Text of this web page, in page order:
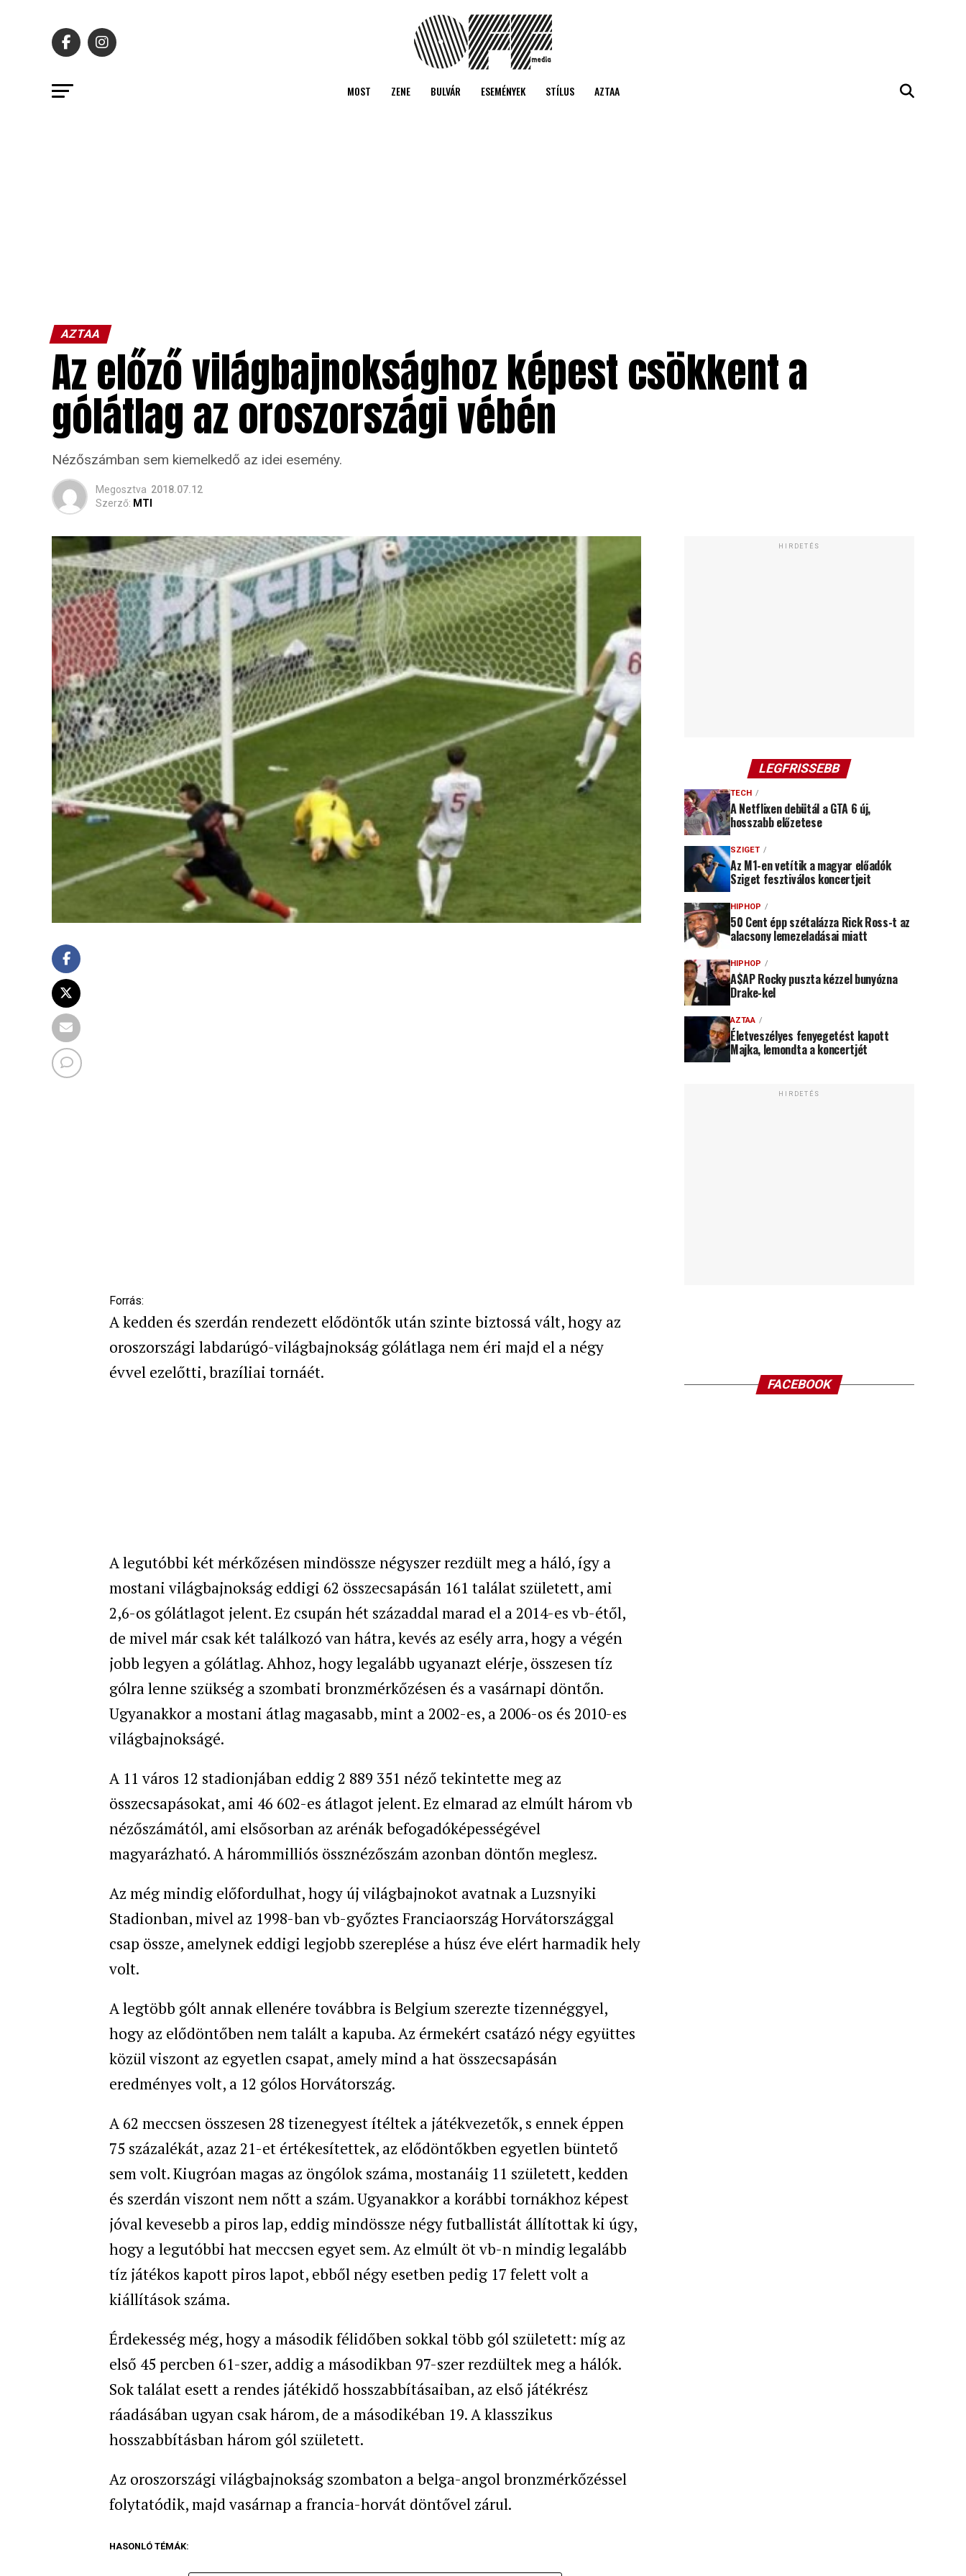
MOST ZENE BULVÁR ESEMÉNYEK STÍLUS AZTAA
AZTAA
Az előző világbajnoksághoz képest csökkent a
gólátlag az oroszországi vébén
Nézőszámban sem kiemelkedő az idei esemény.
Megosztva 2018.07.12
Szerző: MTI
Forrás:
A kedden és szerdán rendezett elődöntők után szinte biztossá vált, hogy az
oroszországi labdarúgó-világbajnokság gólátlaga nem éri majd el a négy
évvel ezelőtti, brazíliai tornáét.
A legutóbbi két mérkőzésen mindössze négyszer rezdült meg a háló, így a
mostani világbajnokság eddigi 62 összecsapásán 161 találat született, ami
2,6-os gólátlagot jelent. Ez csupán hét századdal marad el a 2014-es vb-étől,
de mivel már csak két találkozó van hátra, kevés az esély arra, hogy a végén
jobb legyen a gólátlag. Ahhoz, hogy legalább ugyanazt elérje, összesen tíz
gólra lenne szükség a szombati bronzmérkőzésen és a vasárnapi döntőn.
Ugyanakkor a mostani átlag magasabb, mint a 2002-es, a 2006-os és 2010-es
világbajnokságé.
A 11 város 12 stadionjában eddig 2 889 351 néző tekintette meg az
összecsapásokat, ami 46 602-es átlagot jelent. Ez elmarad az elmúlt három vb
nézőszámától, ami elsősorban az arénák befogadóképességével
magyarázható. A hárommilliós össznézőszám azonban döntőn meglesz.
Az még mindig előfordulhat, hogy új világbajnokot avatnak a Luzsnyiki
Stadionban, mivel az 1998-ban vb-győztes Franciaország Horvátországgal
csap össze, amelynek eddigi legjobb szereplése a húsz éve elért harmadik hely
volt.
A legtöbb gólt annak ellenére továbbra is Belgium szerezte tizennéggyel,
hogy az elődöntőben nem talált a kapuba. Az érmekért csatázó négy együttes
közül viszont az egyetlen csapat, amely mind a hat összecsapásán
eredményes volt, a 12 gólos Horvátország.
A 62 meccsen összesen 28 tizenegyest ítéltek a játékvezetők, s ennek éppen
75 százalékát, azaz 21-et értékesítettek, az elődöntőkben egyetlen büntető
sem volt. Kiugróan magas az öngólok száma, mostanáig 11 született, kedden
és szerdán viszont nem nőtt a szám. Ugyanakkor a korábbi tornákhoz képest
jóval kevesebb a piros lap, eddig mindössze négy futballistát állítottak ki úgy,
hogy a legutóbbi hat meccsen egyet sem. Az elmúlt öt vb-n mindig legalább
tíz játékos kapott piros lapot, ebből négy esetben pedig 17 felett volt a
kiállítások száma.
Érdekesség még, hogy a második félidőben sokkal több gól született: míg az
első 45 percben 61-szer, addig a másodikban 97-szer rezdültek meg a hálók.
Sok találat esett a rendes játékidő hosszabbításaiban, az első játékrész
ráadásában ugyan csak három, de a másodikéban 19. A klasszikus
hosszabbításban három gól született.
Az oroszországi világbajnokság szombaton a belga-angol bronzmérkőzéssel
folytatódik, majd vasárnap a francia-horvát döntővel zárul.
HASONLÓ TÉMÁK:
HIRDETÉS
LEGFRISSEBB
TECH
A Netflixen debütál a GTA 6 új,
hosszabb előzetese
SZIGET
Az M1-en vetítik a magyar előadók
Sziget fesztiválos koncertjeit
HIPHOP
50 Cent épp szétalázza Rick Ross-t az
alacsony lemezeladásai miatt
HIPHOP
A$AP Rocky puszta kézzel bunyózna
Drake-kel
AZTAA
Életveszélyes fenyegetést kapott
Majka, lemondta a koncertjét
HIRDETÉS
FACEBOOK